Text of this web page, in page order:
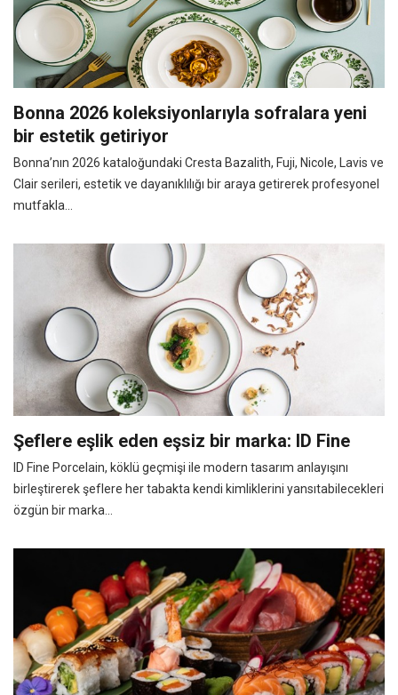
Bonna 2026 koleksiyonlarıyla sofralara yeni
bir estetik getiriyor
Bonna’nın 2026 kataloğundaki Cresta Bazalith, Fuji, Nicole, Lavis ve
Clair serileri, estetik ve dayanıklılığı bir araya getirerek profesyonel
mutfakla...
Şeflere eşlik eden eşsiz bir marka: ID Fine
ID Fine Porcelain, köklü geçmişi ile modern tasarım anlayışını
birleştirerek şeflere her tabakta kendi kimliklerini yansıtabilecekleri
özgün bir marka...